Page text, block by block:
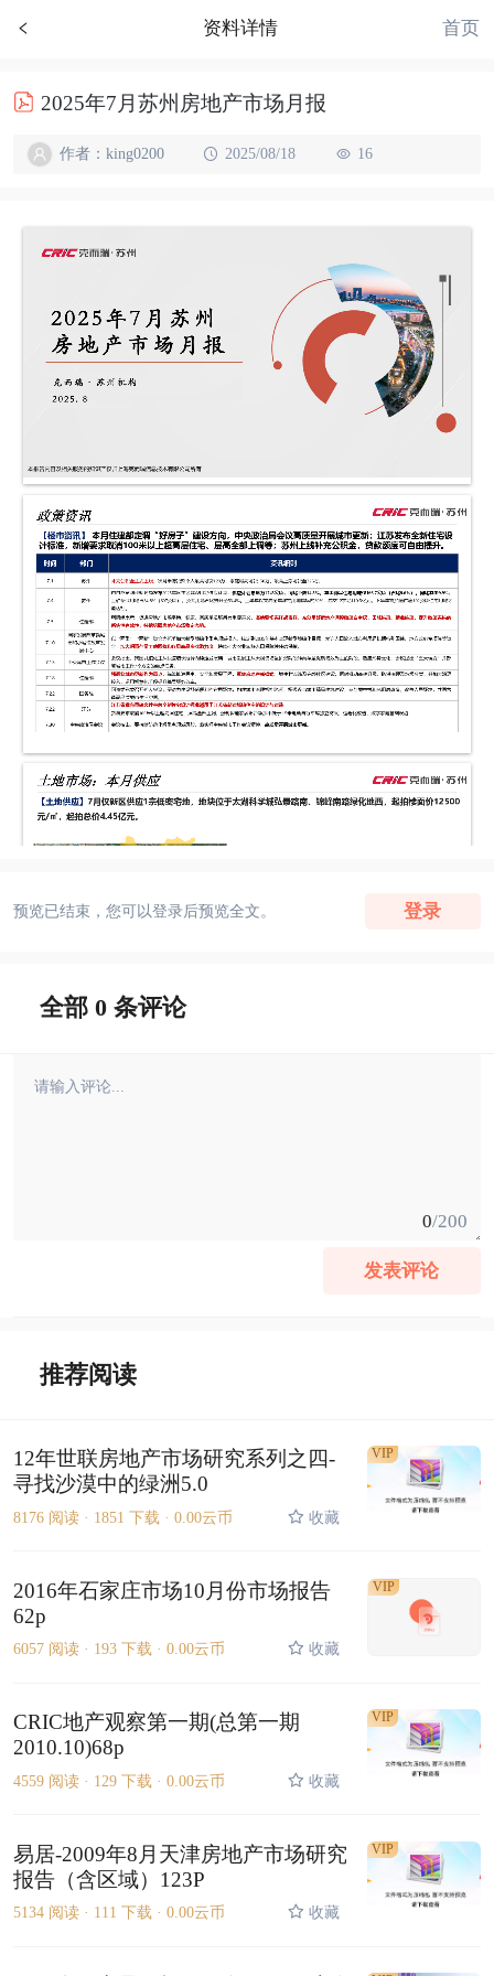
资料详情 首页
2025年7月苏州房地产市场月报
作者：king0200 2025/08/18 16
预览已结束，您可以登录后预览全文。 登录
全部 0 条评论
0/200
发表评论
推荐阅读
12年世联房地产市场研究系列之四-
寻找沙漠中的绿洲5.0
8176 阅读 · 1851 下载 · 0.00云币 收藏
VIP
2016年石家庄市场10月份市场报告
62p
6057 阅读 · 193 下载 · 0.00云币 收藏
VIP
CRIC地产观察第一期(总第一期
2010.10)68p
4559 阅读 · 129 下载 · 0.00云币 收藏
VIP
易居-2009年8月天津房地产市场研究
报告（含区域）123P
5134 阅读 · 111 下载 · 0.00云币 收藏
VIP